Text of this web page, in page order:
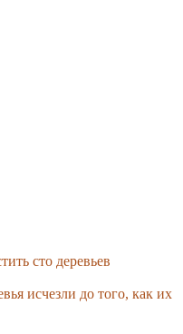
сто деревьев
исчезли до того, как их